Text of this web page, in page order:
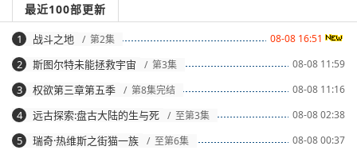
最近100部更新
08-08 16:51
1 战斗之地 / 第2集
08-08 11:59
2 斯图尔特未能拯救宇宙
/ 第3集
08-08 11:16
3 权欲第三章第五季 / 第8集完结
08-08 02:38
4 远古探索:盘古大陆的生与死 / 至第3集
08-08 00:37
5 瑞奇·热维斯之街猫一族 / 至第6集